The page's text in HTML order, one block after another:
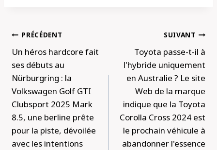
Navigation
de
l’article
PRÉCÉDENT
Un héros hardcore fait
ses débuts au
Nürburgring : la
Volkswagen Golf GTI
Clubsport 2025 Mark
8.5, une berline prête
pour la piste, dévoilée
avec les intentions
SUIVANT
Toyota passe-t-il à
l'hybride uniquement
en Australie ? Le site
Web de la marque
indique que la Toyota
Corolla Cross 2024 est
le prochain véhicule à
abandonner l'essence